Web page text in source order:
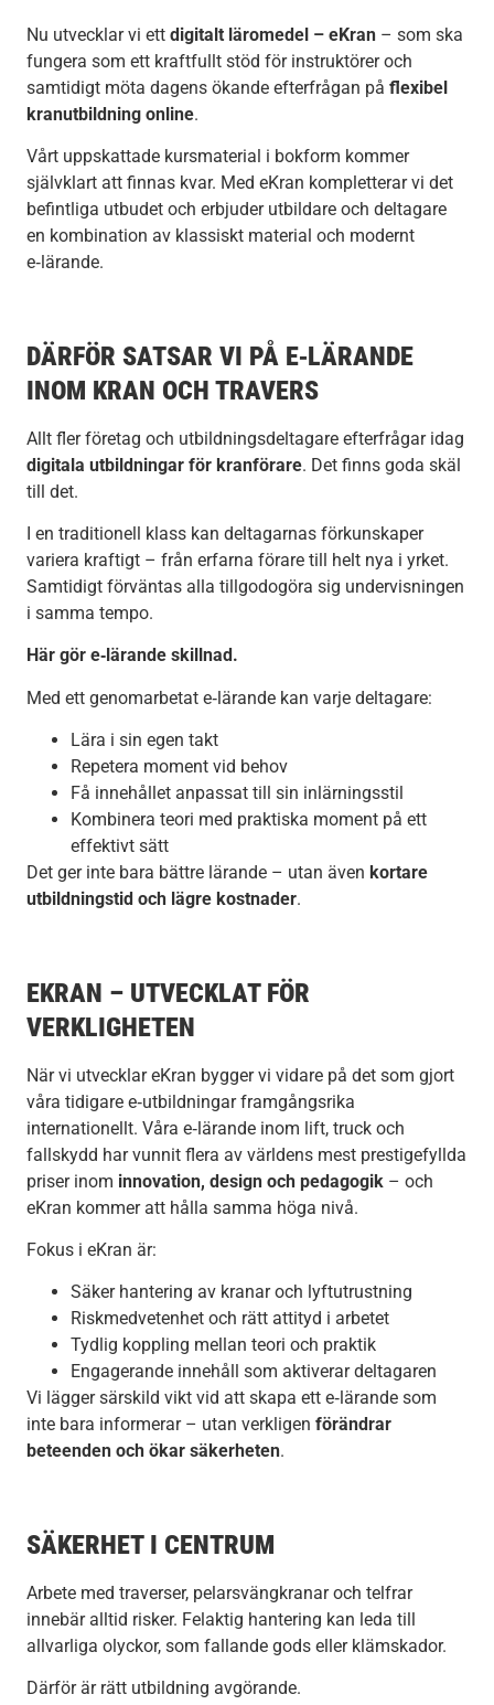
Nu utvecklar vi ett digitalt läromedel – eKran – som ska
fungera som ett kraftfullt stöd för instruktörer och
samtidigt möta dagens ökande efterfrågan på flexibel
kranutbildning online.
Vårt uppskattade kursmaterial i bokform kommer
självklart att finnas kvar. Med eKran kompletterar vi det
befintliga utbudet och erbjuder utbildare och deltagare
en kombination av klassiskt material och modernt
e‑lärande.
DÄRFÖR SATSAR VI PÅ E‑LÄRANDE
INOM KRAN OCH TRAVERS
Allt fler företag och utbildningsdeltagare efterfrågar idag
digitala utbildningar för kranförare. Det finns goda skäl
till det.
I en traditionell klass kan deltagarnas förkunskaper
variera kraftigt – från erfarna förare till helt nya i yrket.
Samtidigt förväntas alla tillgodogöra sig undervisningen
i samma tempo.
Här gör e‑lärande skillnad.
Med ett genomarbetat e‑lärande kan varje deltagare:
Lära i sin egen takt
Repetera moment vid behov
Få innehållet anpassat till sin inlärningsstil
Kombinera teori med praktiska moment på ett
effektivt sätt
Det ger inte bara bättre lärande – utan även kortare
utbildningstid och lägre kostnader.
EKRAN – UTVECKLAT FÖR
VERKLIGHETEN
När vi utvecklar eKran bygger vi vidare på det som gjort
våra tidigare e‑utbildningar framgångsrika
internationellt. Våra e‑lärande inom lift, truck och
fallskydd har vunnit flera av världens mest prestigefyllda
priser inom innovation, design och pedagogik – och
eKran kommer att hålla samma höga nivå.
Fokus i eKran är:
Säker hantering av kranar och lyftutrustning
Riskmedvetenhet och rätt attityd i arbetet
Tydlig koppling mellan teori och praktik
Engagerande innehåll som aktiverar deltagaren
Vi lägger särskild vikt vid att skapa ett e‑lärande som
inte bara informerar – utan verkligen förändrar
beteenden och ökar säkerheten.
SÄKERHET I CENTRUM
Arbete med traverser, pelarsvängkranar och telfrar
innebär alltid risker. Felaktig hantering kan leda till
allvarliga olyckor, som fallande gods eller klämskador.
Därför är rätt utbildning avgörande.